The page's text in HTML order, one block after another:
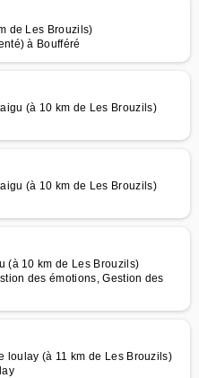
de Les Brouzils)
à Boufféré
(à 10 km de Les Brouzils)
(à 10 km de Les Brouzils)
(à 10 km de Les Brouzils)
des émotions, Gestion des
loulay (à 11 km de Les Brouzils)